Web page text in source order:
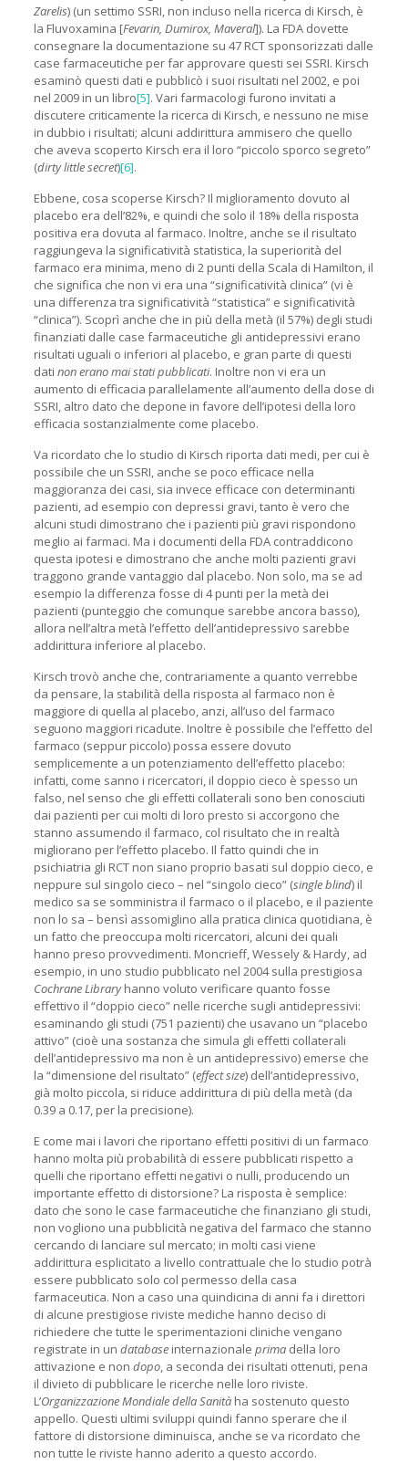
Zarelis) (un settimo SSRI, non incluso nella ricerca di Kirsch, è
la Fluvoxamina [Fevarin, Dumirox, Maveral]). La FDA dovette
consegnare la documentazione su 47 RCT sponsorizzati dalle
case farmaceutiche per far approvare questi sei SSRI. Kirsch
esaminò questi dati e pubblicò i suoi risultati nel 2002, e poi
nel 2009 in un libro[5]. Vari farmacologi furono invitati a
discutere criticamente la ricerca di Kirsch, e nessuno ne mise
in dubbio i risultati; alcuni addirittura ammisero che quello
che aveva scoperto Kirsch era il loro “piccolo sporco segreto”
(dirty little secret)[6].
Ebbene, cosa scoperse Kirsch? Il miglioramento dovuto al
placebo era dell’82%, e quindi che solo il 18% della risposta
positiva era dovuta al farmaco. Inoltre, anche se il risultato
raggiungeva la significatività statistica, la superiorità del
farmaco era minima, meno di 2 punti della Scala di Hamilton, il
che significa che non vi era una “significatività clinica” (vi è
una differenza tra significatività “statistica” e significatività
“clinica”). Scoprì anche che in più della metà (il 57%) degli studi
finanziati dalle case farmaceutiche gli antidepressivi erano
risultati uguali o inferiori al placebo, e gran parte di questi
dati non erano mai stati pubblicati. Inoltre non vi era un
aumento di efficacia parallelamente all’aumento della dose di
SSRI, altro dato che depone in favore dell’ipotesi della loro
efficacia sostanzialmente come placebo.
Va ricordato che lo studio di Kirsch riporta dati medi, per cui è
possibile che un SSRI, anche se poco efficace nella
maggioranza dei casi, sia invece efficace con determinanti
pazienti, ad esempio con depressi gravi, tanto è vero che
alcuni studi dimostrano che i pazienti più gravi rispondono
meglio ai farmaci. Ma i documenti della FDA contraddicono
questa ipotesi e dimostrano che anche molti pazienti gravi
traggono grande vantaggio dal placebo. Non solo, ma se ad
esempio la differenza fosse di 4 punti per la metà dei
pazienti (punteggio che comunque sarebbe ancora basso),
allora nell’altra metà l’effetto dell’antidepressivo sarebbe
addirittura inferiore al placebo.
Kirsch trovò anche che, contrariamente a quanto verrebbe
da pensare, la stabilità della risposta al farmaco non è
maggiore di quella al placebo, anzi, all’uso del farmaco
seguono maggiori ricadute. Inoltre è possibile che l’effetto del
farmaco (seppur piccolo) possa essere dovuto
semplicemente a un potenziamento dell’effetto placebo:
infatti, come sanno i ricercatori, il doppio cieco è spesso un
falso, nel senso che gli effetti collaterali sono ben conosciuti
dai pazienti per cui molti di loro presto si accorgono che
stanno assumendo il farmaco, col risultato che in realtà
migliorano per l’effetto placebo. Il fatto quindi che in
psichiatria gli RCT non siano proprio basati sul doppio cieco, e
neppure sul singolo cieco – nel “singolo cieco” (single blind) il
medico sa se somministra il farmaco o il placebo, e il paziente
non lo sa – bensì assomiglino alla pratica clinica quotidiana, è
un fatto che preoccupa molti ricercatori, alcuni dei quali
hanno preso provvedimenti. Moncrieff, Wessely & Hardy, ad
esempio, in uno studio pubblicato nel 2004 sulla prestigiosa
Cochrane Libraryhanno voluto verificare quanto fosse
effettivo il “doppio cieco” nelle ricerche sugli antidepressivi:
esaminando gli studi (751 pazienti) che usavano un “placebo
attivo” (cioè una sostanza che simula gli effetti collaterali
dell’antidepressivo ma non è un antidepressivo) emerse che
la “dimensione del risultato” (effect size) dell’antidepressivo,
già molto piccola, si riduce addirittura di più della metà (da
0.39 a 0.17, per la precisione).
E come mai i lavori che riportano effetti positivi di un farmaco
hanno molta più probabilità di essere pubblicati rispetto a
quelli che riportano effetti negativi o nulli, producendo un
importante effetto di distorsione? La risposta è semplice:
dato che sono le case farmaceutiche che finanziano gli studi,
non vogliono una pubblicità negativa del farmaco che stanno
cercando di lanciare sul mercato; in molti casi viene
addirittura esplicitato a livello contrattuale che lo studio potrà
essere pubblicato solo col permesso della casa
farmaceutica. Non a caso una quindicina di anni fa i direttori
di alcune prestigiose riviste mediche hanno deciso di
richiedere che tutte le sperimentazioni cliniche vengano
registrate in un databaseinternazionale primadella loro
attivazione e non dopo, a seconda dei risultati ottenuti, pena
il divieto di pubblicare le ricerche nelle loro riviste.
L’Organizzazione Mondiale della Sanitàha sostenuto questo
appello. Questi ultimi sviluppi quindi fanno sperare che il
fattore di distorsione diminuisca, anche se va ricordato che
non tutte le riviste hanno aderito a questo accordo.